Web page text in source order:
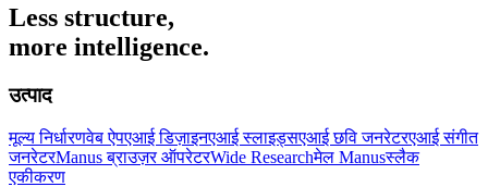
Less structure,
more intelligence.
उत्पाद
मूल्य निर्धारणवेब ऐपएआई डिज़ाइनएआई स्लाइड्सएआई छवि जनरेटरएआई संगीत
जनरेटरManus ब्राउज़र ऑपरेटरWide Researchमेल Manusस्लैक
एकीकरण